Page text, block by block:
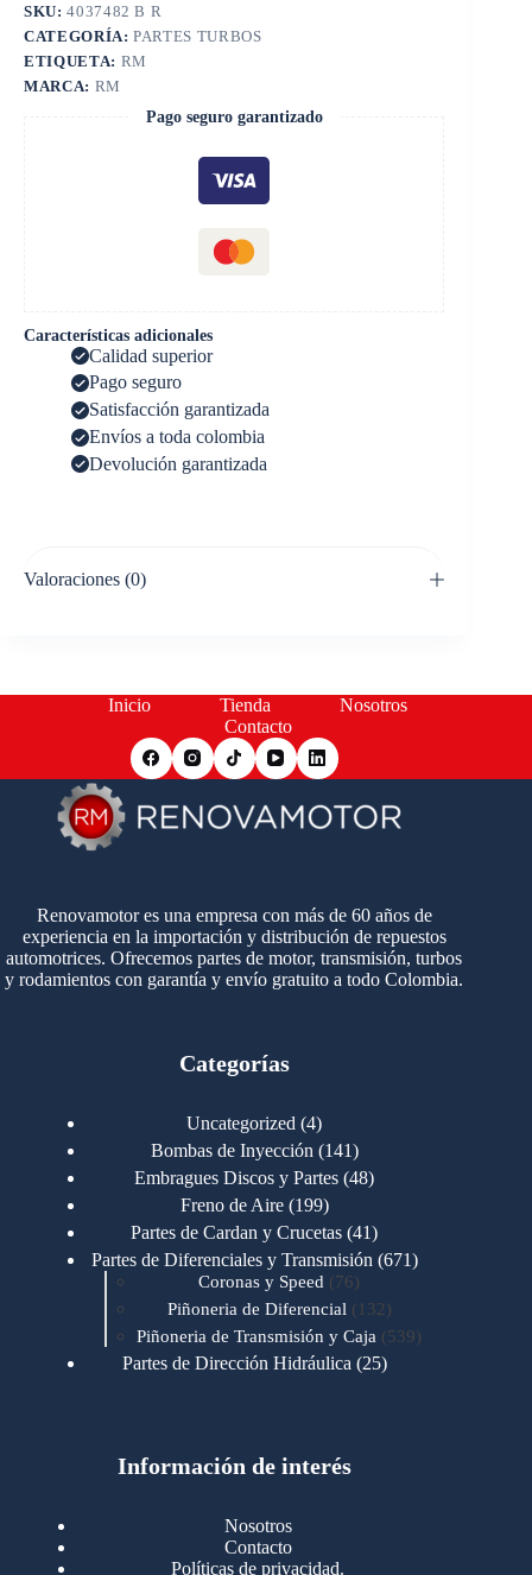
SKU:4037482 B R
CATEGORÍA:PARTES TURBOS
ETIQUETA: RM
MARCA: RM
Pago seguro garantizado
Características adicionales
Calidad superior
Pago seguro
Satisfacción garantizada
Envíos a toda colombia
Devolución garantizada
Valoraciones (0)
Inicio Tienda
Nosotros
Contacto
Renovamotor es una empresa con más de 60 años de
experiencia en la importación y distribución de repuestos
automotrices. Ofrecemos partes de motor, transmisión, turbos
y rodamientos con garantía y envío gratuito a todo Colombia.
Categorías
Uncategorized 44
productos
Bombas de Inyección 141141
productos
Embragues Discos y Partes 4848
Freno de Aire 199199
productos
Partes de Cardan y Crucetas 4141
productos
Partes de Diferenciales y Transmisión 671671
Coronas y Speed 7676
productos
Piñoneria de Diferencial 132 132
productos
Piñoneria de Transmisión y Caja 539539
Partes de Dirección Hidráulica 2525
Motores Cummins 723
Cummins B/C 855
Cummins ISF
Información de interés
Nosotros
Contacto
Políticas de privacidad.